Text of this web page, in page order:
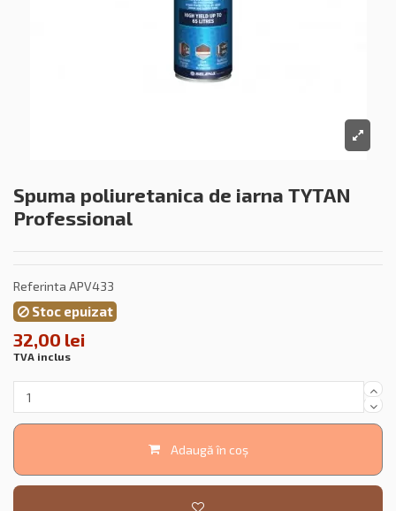
Spuma poliuretanica de iarna TYTAN
Professional
Referinta APV433
Stoc epuizat
32,00 lei
TVA inclus
Adaugă în coș